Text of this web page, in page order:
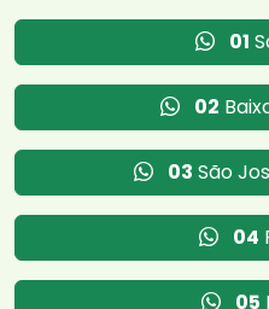
01
02
03 São
04
05